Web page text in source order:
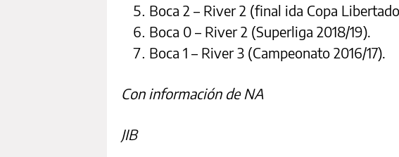
Boca 2 – River 2 (final ida Copa
Boca 0 – River 2 (Superliga 2018/19).
Boca 1 – River 3 (Campeonato 2016/17).
Con información de NA
JIB